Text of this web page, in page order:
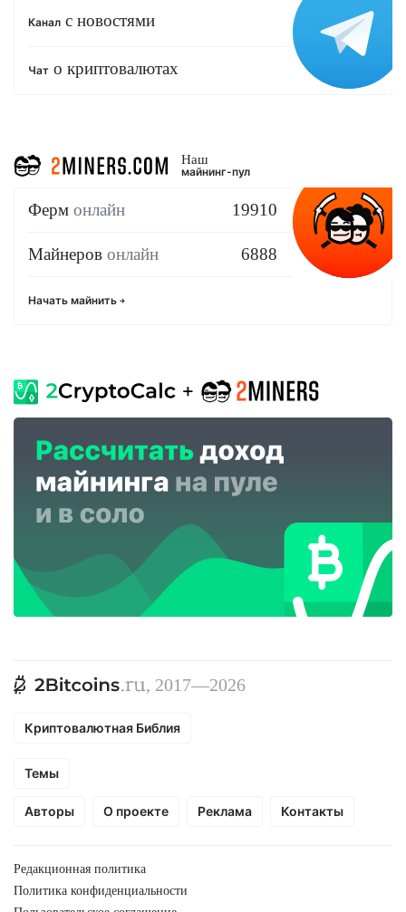
Канал с новостями
Чат о криптовалютах
Наш
майнинг-пул
Ферм онлайн 19910
Майнеров онлайн 6888
Начать майнить
, 2017—2026
Криптовалютная Библия
Темы
Авторы О проекте Реклама Контакты
Редакционная политика
Политика конфиденциальности